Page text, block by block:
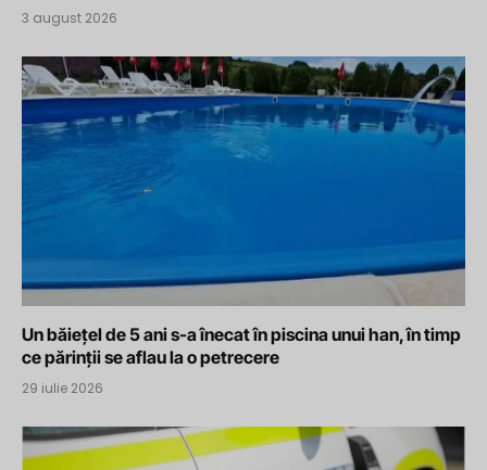
3 august 2026
Un băiețel de 5 ani s-a înecat în piscina unui han, în timp
ce părinții se aflau la o petrecere
29 iulie 2026